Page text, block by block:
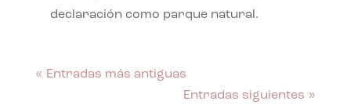
declaración como parque natural.
« Entradas más antiguas
Entradas siguientes »